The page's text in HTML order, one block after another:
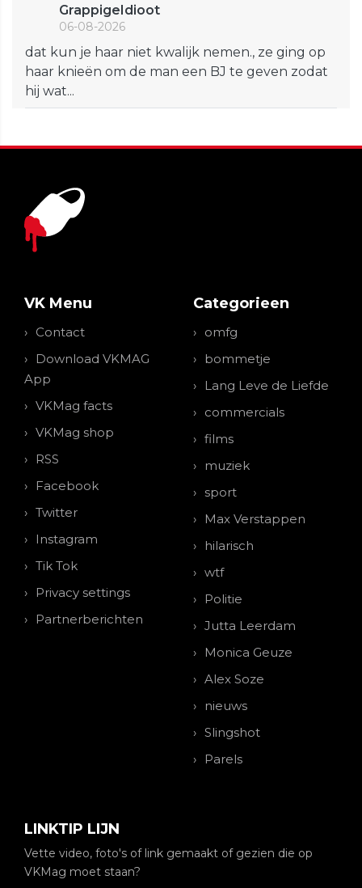
GrappigeIdioot
06-08-2026
dat kun je haar niet kwalijk nemen., ze ging op
haar knieën om de man een BJ te geven zodat
hij wat...
VK Menu
Contact
Download VKMAG
App
VKMag facts
VKMag shop
RSS
Facebook
Twitter
Instagram
Tik Tok
Privacy settings
Partnerberichten
Categorieen
omfg
bommetje
Lang Leve de Liefde
commercials
films
muziek
sport
Max Verstappen
hilarisch
wtf
Politie
Jutta Leerdam
Monica Geuze
Alex Soze
nieuws
Slingshot
Parels
LINKTIP LIJN
Vette video, foto's of link gemaakt of gezien die op
VKMag moet staan?